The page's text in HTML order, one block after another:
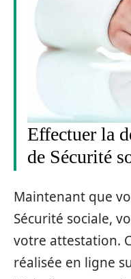
Effectuer la
de Sécurité
Maintenant que
Sécurité sociale,
votre attestation.
réalisée en ligne